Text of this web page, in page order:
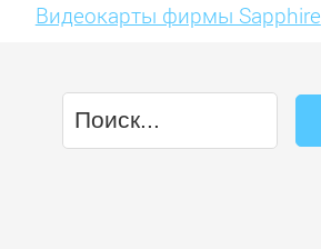
Видеокарты фирмы Sapphire
10)